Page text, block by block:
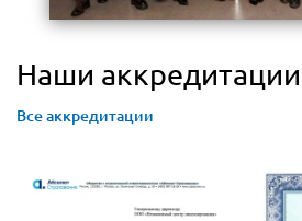
Наши аккредитации
Все аккредитации